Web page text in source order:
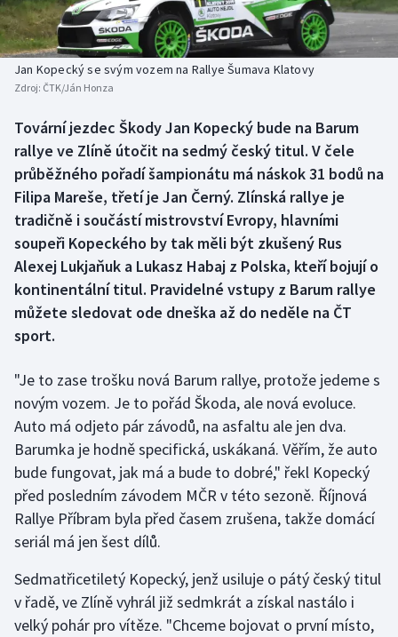
Baseball a softbal
Basketbal
Biatlon
Boby a skeleton
Box
Curling
Dostihy
Florbal
Golf
Gymnastika
Házená
Jezdectví
Krasobruslení
Soutěže
Historické návraty
Aplikace ČT sport
AZ kvíz
Jan Kopecký se svým vozem na Rallye Šumava Klatovy
Zdroj: ČTK/Ján Honza
Tovární jezdec Škody Jan Kopecký bude na Barum
rallye ve Zlíně útočit na sedmý český titul. V čele
průběžného pořadí šampionátu má náskok 31 bodů na
Filipa Mareše, třetí je Jan Černý. Zlínská rallye je
tradičně i součástí mistrovství Evropy, hlavními
soupeři Kopeckého by tak měli být zkušený Rus
Alexej Lukjaňuk a Lukasz Habaj z Polska, kteří bojují o
kontinentální titul. Pravidelné vstupy z Barum rallye
můžete sledovat ode dneška až do neděle na ČT
sport.
"Je to zase trošku nová Barum rallye, protože jedeme s
novým vozem. Je to pořád Škoda, ale nová evoluce.
Auto má odjeto pár závodů, na asfaltu ale jen dva.
Barumka je hodně specifická, uskákaná. Věřím, že auto
bude fungovat, jak má a bude to dobré," řekl Kopecký
před posledním závodem MČR v této sezoně. Říjnová
Rallye Příbram byla před časem zrušena, takže domácí
seriál má jen šest dílů.
Sedmatřicetiletý Kopecký, jenž usiluje o pátý český titul
v řadě, ve Zlíně vyhrál již sedmkrát a získal nastálo i
velký pohár pro vítěze. "Chceme bojovat o první místo,